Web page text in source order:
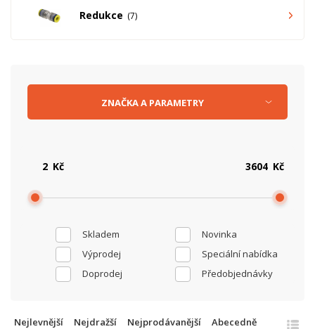
Redukce 7
Skladem
Novinka
Výprodej
Speciální nabídka
Doprodej
Předobjednávky
Kč Kč
ZNAČKAA PARAMETRY
Nejlevnější Nejdražší Nejprodávanější Abecedně